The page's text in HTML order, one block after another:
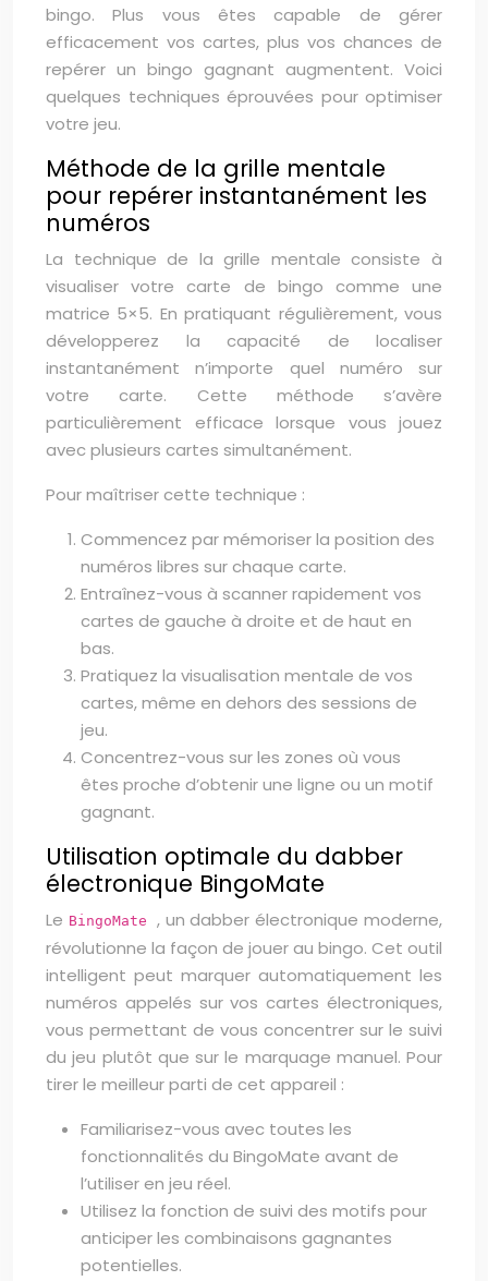
bingo. Plus vous êtes capable de gérer
efficacement vos cartes, plus vos chances de
repérer un bingo gagnant augmentent. Voici
quelques techniques éprouvées pour optimiser
votre jeu.
Méthode de la grille mentale
pour repérer instantanément les
numéros
La technique de la grille mentale consiste à
visualiser votre carte de bingo comme une
matrice 5×5. En pratiquant régulièrement, vous
développerez la capacité de localiser
instantanément n’importe quel numéro sur
votre carte. Cette méthode s’avère
particulièrement efficace lorsque vous jouez
avec plusieurs cartes simultanément.
Pour maîtriser cette technique :
Commencez par mémoriser la position des
numéros libres sur chaque carte.
Entraînez-vous à scanner rapidement vos
cartes de gauche à droite et de haut en
bas.
Pratiquez la visualisation mentale de vos
cartes, même en dehors des sessions de
jeu.
Concentrez-vous sur les zones où vous
êtes proche d’obtenir une ligne ou un motif
gagnant.
Utilisation optimale du dabber
électronique BingoMate
Le BingoMate , un dabber électronique moderne,
révolutionne la façon de jouer au bingo. Cet outil
intelligent peut marquer automatiquement les
numéros appelés sur vos cartes électroniques,
vous permettant de vous concentrer sur le suivi
du jeu plutôt que sur le marquage manuel. Pour
tirer le meilleur parti de cet appareil :
Familiarisez-vous avec toutes les
fonctionnalités du BingoMate avant de
l’utiliser en jeu réel.
Utilisez la fonction de suivi des motifs pour
anticiper les combinaisons gagnantes
potentielles.